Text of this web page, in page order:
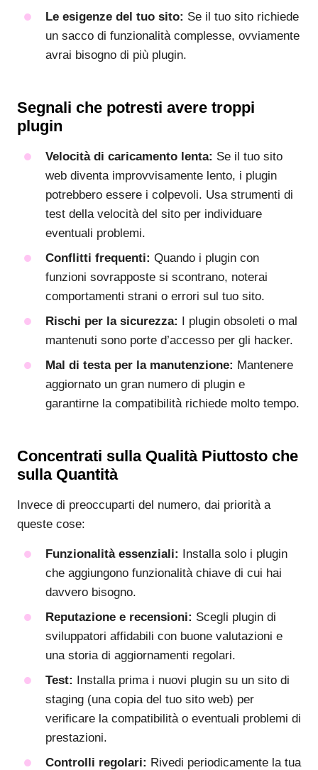
Le esigenze del tuo sito: Se il tuo sito richiede
un sacco di funzionalità complesse, ovviamente
avrai bisogno di più plugin.
Segnali che potresti avere troppi
plugin
Velocità di caricamento lenta: Se il tuo sito
web diventa improvvisamente lento, i plugin
potrebbero essere i colpevoli. Usa strumenti di
test della velocità del sito per individuare
eventuali problemi.
Conflitti frequenti: Quando i plugin con
funzioni sovrapposte si scontrano, noterai
comportamenti strani o errori sul tuo sito.
Rischi per la sicurezza:
I plugin obsoleti o mal
mantenuti sono porte d’accesso per gli hacker.
Mal di testa per la manutenzione: Mantenere
aggiornato un gran numero di plugin e
garantirne la compatibilità richiede molto tempo.
Concentrati sulla Qualità Piuttosto che
sulla Quantità
Invece di preoccuparti del numero, dai priorità a
queste cose:
Funzionalità essenziali: Installa solo i plugin
che aggiungono funzionalità chiave di cui hai
davvero bisogno.
Reputazione e recensioni: Scegli plugin di
sviluppatori affidabili con buone valutazioni e
una storia di aggiornamenti regolari.
Test: Installa prima i nuovi plugin su un sito di
staging (una copia del tuo sito web) per
verificare la compatibilità o eventuali problemi di
prestazioni.
Controlli regolari: Rivedi periodicamente la tua